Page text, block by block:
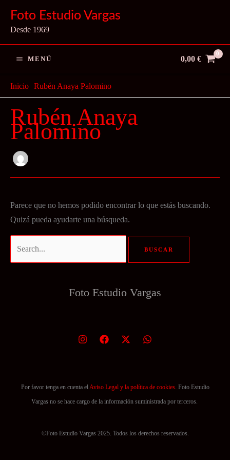
contenido
Foto Estudio Vargas
Desde 1969
MENÚ 0,00 €
Inicio Rubén Anaya Palomino
Rubén Anaya
Palomino
Parece que no hemos podido encontrar lo que estás buscando.
Quizá pueda ayudarte una búsqueda.
Foto Estudio Vargas
Por favor tenga en cuenta elAviso Legal y la política de cookies. Foto Estudio
Vargas no se hace cargo de la información suministrada por terceros.
©Foto Estudio Vargas 2025. Todos los derechos reservados.